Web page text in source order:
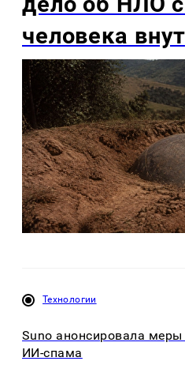
человека
Технологии
Suno анонсировала
ИИ-спама